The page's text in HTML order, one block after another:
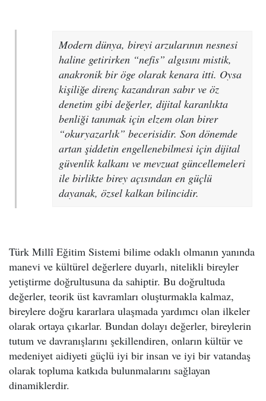
Modern dünya, bireyi arzularının nesnesi
haline getirirken “nefis” algısını mistik,
anakronik bir öge olarak kenara itti. Oysa
kişiliğe direnç kazandıran sabır ve öz
denetim gibi değerler, dijital karanlıkta
benliği tanımak için elzem olan birer
“okuryazarlık” becerisidir. Son dönemde
artan şiddetin engellenebilmesi için dijital
güvenlik kalkanı ve mevzuat güncellemeleri
ile birlikte birey açısından en güçlü
dayanak, özsel kalkan bilincidir.
Türk Millî Eğitim Sistemi bilime odaklı olmanın yanında
manevi ve kültürel değerlere duyarlı, nitelikli bireyler
yetiştirme doğrultusuna da sahiptir. Bu doğrultuda
değerler, teorik üst kavramları oluşturmakla kalmaz,
bireylere doğru kararlara ulaşmada yardımcı olan ilkeler
olarak ortaya çıkarlar. Bundan dolayı değerler, bireylerin
tutum ve davranışlarını şekillendiren, onların kültür ve
medeniyet aidiyeti güçlü iyi bir insan ve iyi bir vatandaş
olarak topluma katkıda bulunmalarını sağlayan
dinamiklerdir.